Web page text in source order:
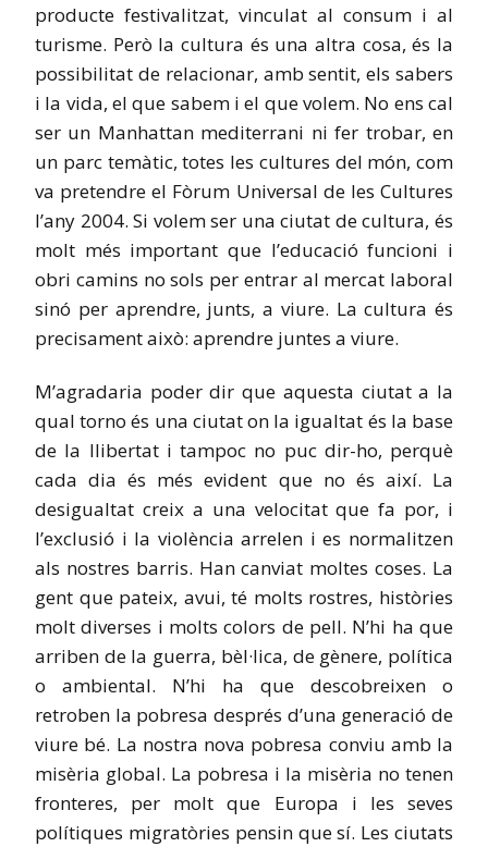
producte festivalitzat, vinculat al consum i al
turisme. Però la cultura és una altra cosa, és la
possibilitat de relacionar, amb sentit, els sabers
i la vida, el que sabem i el que volem. No ens cal
ser un Manhattan mediterrani ni fer trobar, en
un parc temàtic, totes les cultures del món, com
va pretendre el Fòrum Universal de les Cultures
l’any 2004. Si volem ser una ciutat de cultura, és
molt més important que l’educació funcioni i
obri camins no sols per entrar al mercat laboral
sinó per aprendre, junts, a viure. La cultura és
precisament això: aprendre juntes a viure.
M’agradaria poder dir que aquesta ciutat a la
qual torno és una ciutat on la igualtat és la base
de la llibertat i tampoc no puc dir-ho, perquè
cada dia és més evident que no és així. La
desigualtat creix a una velocitat que fa por, i
l’exclusió i la violència arrelen i es normalitzen
als nostres barris. Han canviat moltes coses. La
gent que pateix, avui, té molts rostres, històries
molt diverses i molts colors de pell. N’hi ha que
arriben de la guerra, bèl·lica, de gènere, política
o ambiental. N’hi ha que descobreixen o
retroben la pobresa després d’una generació de
viure bé. La nostra nova pobresa conviu amb la
misèria global. La pobresa i la misèria no tenen
fronteres, per molt que Europa i les seves
polítiques migratòries pensin que sí. Les ciutats